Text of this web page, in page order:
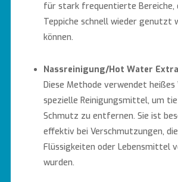
für stark frequentierte Bereiche,
Teppiche schnell wieder genutzt
können.
Nassreinigung/Hot Water
Diese Methode verwendet heißes
spezielle Reinigungsmittel, um
Schmutz zu entfernen. Sie ist
effektiv bei Verschmutzungen,
Flüssigkeiten oder Lebensmittel
wurden.